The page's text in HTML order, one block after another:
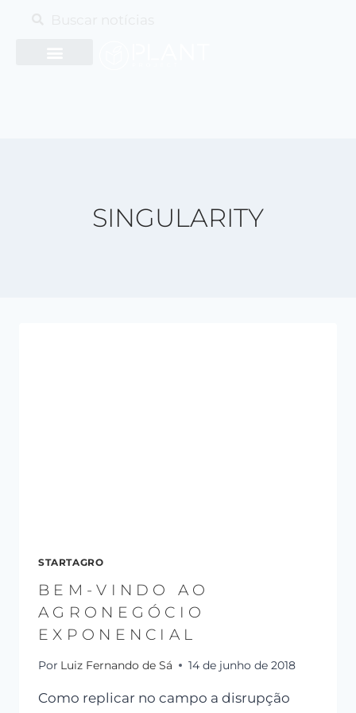
SINGULARITY
STARTAGRO
BEM-VINDO AO
AGRONEGÓCIO
EXPONENCIAL
Por Luiz Fernando de Sá 14 de junho de 2018
Como replicar no campo a disrupção